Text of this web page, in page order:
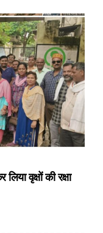
वृक्षों की रक्षा